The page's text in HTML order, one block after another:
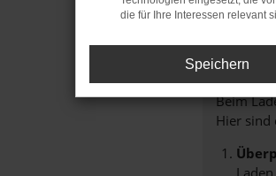
Beim
Hier sind
die für Ihre Interessen relevant
Speichern